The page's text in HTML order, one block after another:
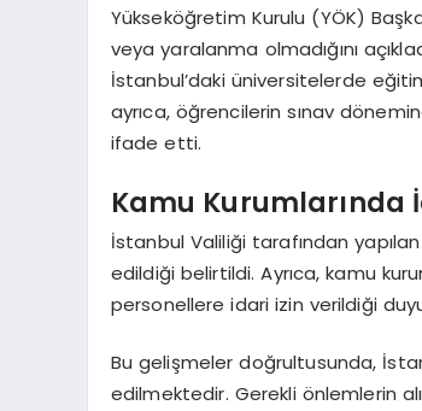
Yükseköğretim Kurulu (YÖK)
veya yaralanma olmadığını
İstanbul’daki üniversitelerde
ayrıca, öğrencilerin sınav
ifade etti.
Kamu Kurumlarında
İstanbul Valiliği tarafından
edildiği belirtildi. Ayrıca, kamu
personellere idari izin verildiği
Bu gelişmeler doğrultusunda,
edilmektedir. Gerekli önlemlerin